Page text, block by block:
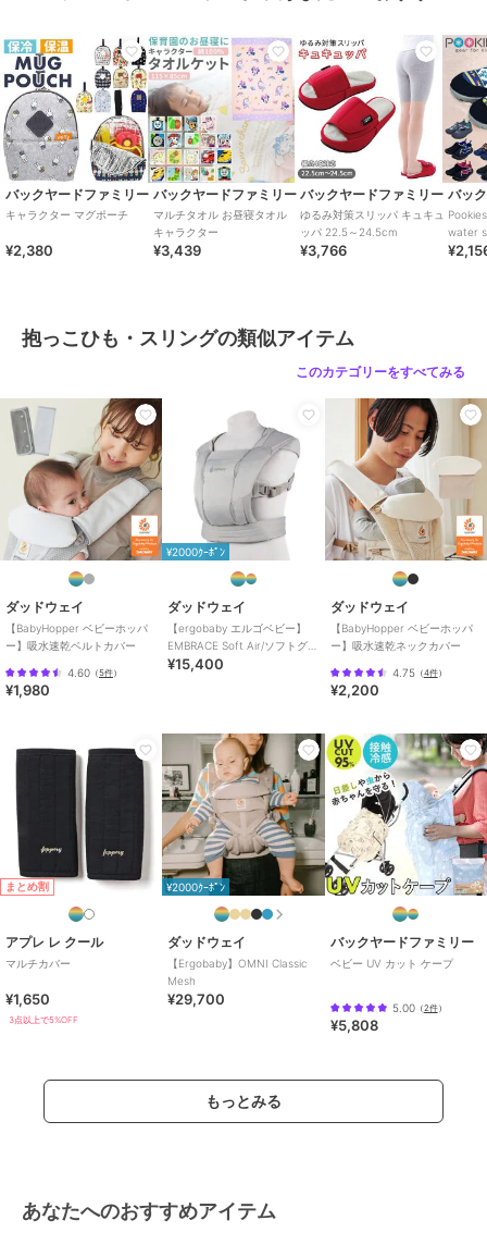
了承ください。
【重量】
約192g（※商品一式の重量です。）
【注意点】
手洗い 可ドライクリーニング 不可乾燥機 不可長時間日光にあたった
り、摩擦、水漏れなどによる色落ちや色移りすることがあります。お
取り扱いの際は、商品やパッケージなどに記載されている品質表示、
アテンションタグ、ご使用上の注意事項などを必ずご確認下さい。本
来の目的以外にはご使用にならないで下さい。カメラやモニターの性
質により、画像と実物の色の違いがある場合がございますのでご理解
願います。
スリング 抱っこひも 通販 minimonkey ミニモンキー ミニスリング
ベビースリング メッシュ 抱っこ紐 縦抱き 腰抱き シンプル 無地 赤ち
内祝い ギフト 誕生日
ブランド バックヤードファミリー
ショップ バックヤードファミリー
商品カテゴリ ベビー用品・おもちゃ
抱っこ
ひも・スリング
性別タイプ
ガールズ
ベビー用品・おもちゃ ／
抱っこ
ひも・スリング
ボーイズ
抱っこ
カラー
グレー、グリーン、ベージュ、ブ
ルー、ホワイト
ベビースリング
バックヤードファミリー
キャラクター マグポーチ
¥2,380
バックヤードファミリー
マルチタオル お昼寝タオル
キャラクター
¥3,439
バックヤードファミリー
ゆるみ対策スリッパ キュキュ
ッパ 22.5～24.5cm
¥3,766
バッ
water
抱っこひも・スリングの類似アイテム
このカテゴリーをすべてみる
ダッドウェイ
【BabyHopper ベビーホッパ
ー】吸水速乾ベルトカバー
4.60 （5件）
¥1,980
¥2000ｸｰﾎﾟﾝ
ダッドウェイ
【ergobaby エルゴベビー】
EMBRACE Soft Air/ソフトグレ
ー
¥15,400
ダッドウェイ
【BabyHopper ベビーホッパ
ー】吸水速乾ネックカバー
4.75（4件）
¥2,200
まとめ割
アプレ レ クール
マルチカバー
¥1,650
3点以上で5%OFF
¥2000ｸｰﾎﾟﾝ
ダッドウェイ
【Ergobaby】OMNI Classic
Mesh
¥29,700
バックヤードファミリー
ベビー UV カット ケープ
5.00（2件）
¥5,808
もっとみる
あなたへのおすすめアイテム